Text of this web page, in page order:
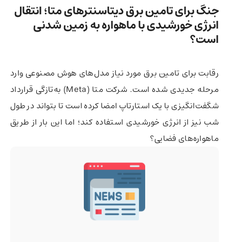
جنگ برای تامین برق دیتاسنترهای متا؛ انتقال
انرژی خورشیدی با ماهواره به زمین شدنی
است؟
رقابت برای تامین برق مورد نیاز مدل‌های هوش مصنوعی وارد
مرحله جدیدی شده است. شرکت متا (Meta) به‌تازگی قرارداد
شگفت‌انگیزی با یک استارتاپ امضا کرده است تا بتواند در طول
شب نیز از انرژی خورشیدی استفاده کند؛ اما این بار از طریق
ماهواره‌های فضایی؟